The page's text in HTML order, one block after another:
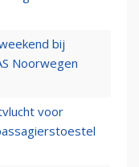
bij
Noorwegen
voor